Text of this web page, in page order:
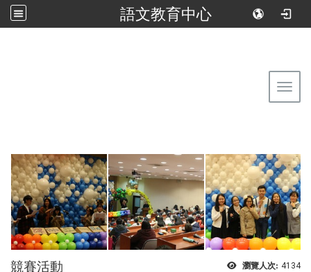
語文教育中心
瀏覽人次: 4134
競賽活動